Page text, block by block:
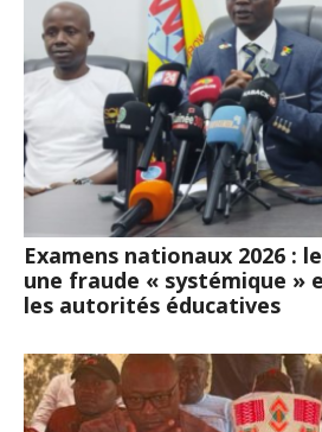
Examens nationaux 2026 :
une fraude « systémique »
les autorités éducatives